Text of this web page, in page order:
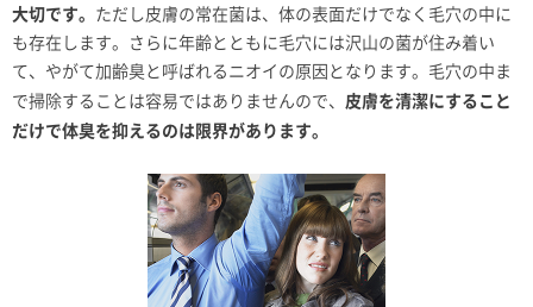
大切です。
ただし皮膚の常在菌は、体の表面だけでなく毛穴の中に
も存在します。さらに年齢とともに毛穴には沢山の菌が住み着い
て、やがて加齢臭と呼ばれるニオイの原因となります。毛穴の中ま
で掃除することは容易ではありませんので、 皮膚を清潔にすること
だけで体臭を抑えるのは限界があります。